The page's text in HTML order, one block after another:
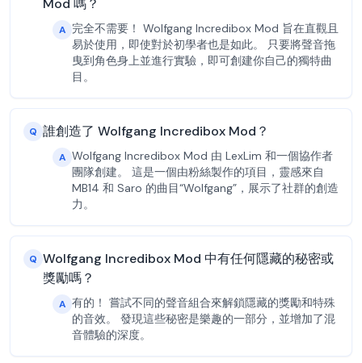
Mod 嗎？
A 完全不需要！ Wolfgang Incredibox Mod 旨在直觀且
易於使用，即使對於初學者也是如此。 只要將聲音拖
曳到角色身上並進行實驗，即可創建你自己的獨特曲
目。
Q 誰創造了 Wolfgang Incredibox Mod？
A Wolfgang Incredibox Mod 由 LexLim 和一個協作者
團隊創建。 這是一個由粉絲製作的項目，靈感來自
MB14 和 Saro 的曲目“Wolfgang”，展示了社群的創造
力。
Q Wolfgang Incredibox Mod 中有任何隱藏的秘密或
獎勵嗎？
A 有的！ 嘗試不同的聲音組合來解鎖隱藏的獎勵和特殊
的音效。 發現這些秘密是樂趣的一部分，並增加了混
音體驗的深度。